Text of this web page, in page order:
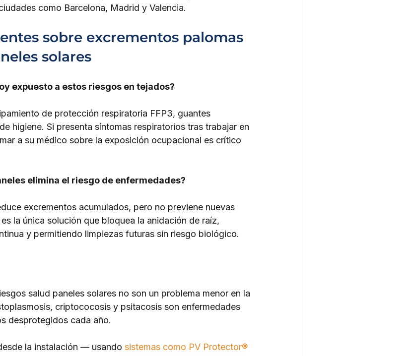
como Barcelona, Madrid y Valencia.
sobre excrementos palomas
solares
expuesto a estos riesgos en tejados?
de protección respiratoria FFP3, guantes
higiene. Si presenta síntomas respiratorios tras trabajar en
a su médico sobre la exposición ocupacional es crítico
elimina el riesgo de enfermedades?
excrementos acumulados, pero no previene nuevas
la única solución que bloquea la anidación de raíz,
y permitiendo limpiezas futuras sin riesgo biológico.
salud paneles solares no son un problema menor en la
criptococosis y psitacosis son enfermedades
desprotegidos cada año.
la instalación — usando sistemas como PV Protector®